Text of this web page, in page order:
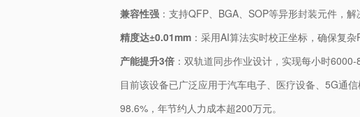
​兼容性强​ ：支持QFP、BGA、SOP等异形封装元件，
​精度达±0.01mm​ ：采用AI算法实时校正坐标，确保复
​产能提升3倍​ ：双轨道同步作业设计，实现每小时6000-
目前该设备已广泛应用于汽车电子、医疗设备、5G通
98.6%，年节约人力成本超200万元。